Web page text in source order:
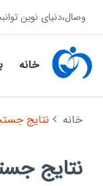
وصال،دنیای نوین
خانه
خانه نتایج
نتایج